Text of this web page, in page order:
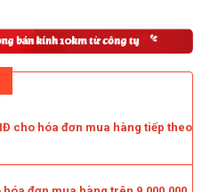
cho hóa đơn mua hàng tiếp theo